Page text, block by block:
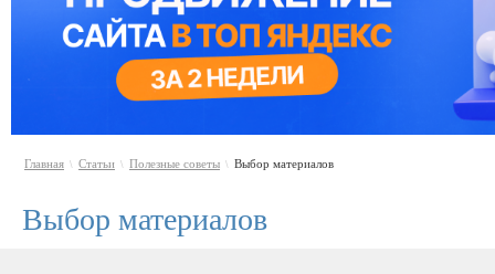
Главная \ Статьи \ Полезные советы \ Выбор материалов
Выбор материалов